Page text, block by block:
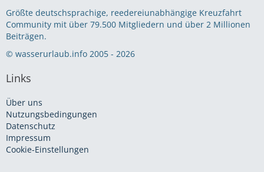
Größte deutschsprachige, reedereiunabhängige Kreuzfahrt
Community mit über 79.500 Mitgliedern und über 2 Millionen
Beiträgen.
© wasserurlaub.info 2005 - 2026
Links
Über uns
Nutzungsbedingungen
Datenschutz
Impressum
Cookie-Einstellungen